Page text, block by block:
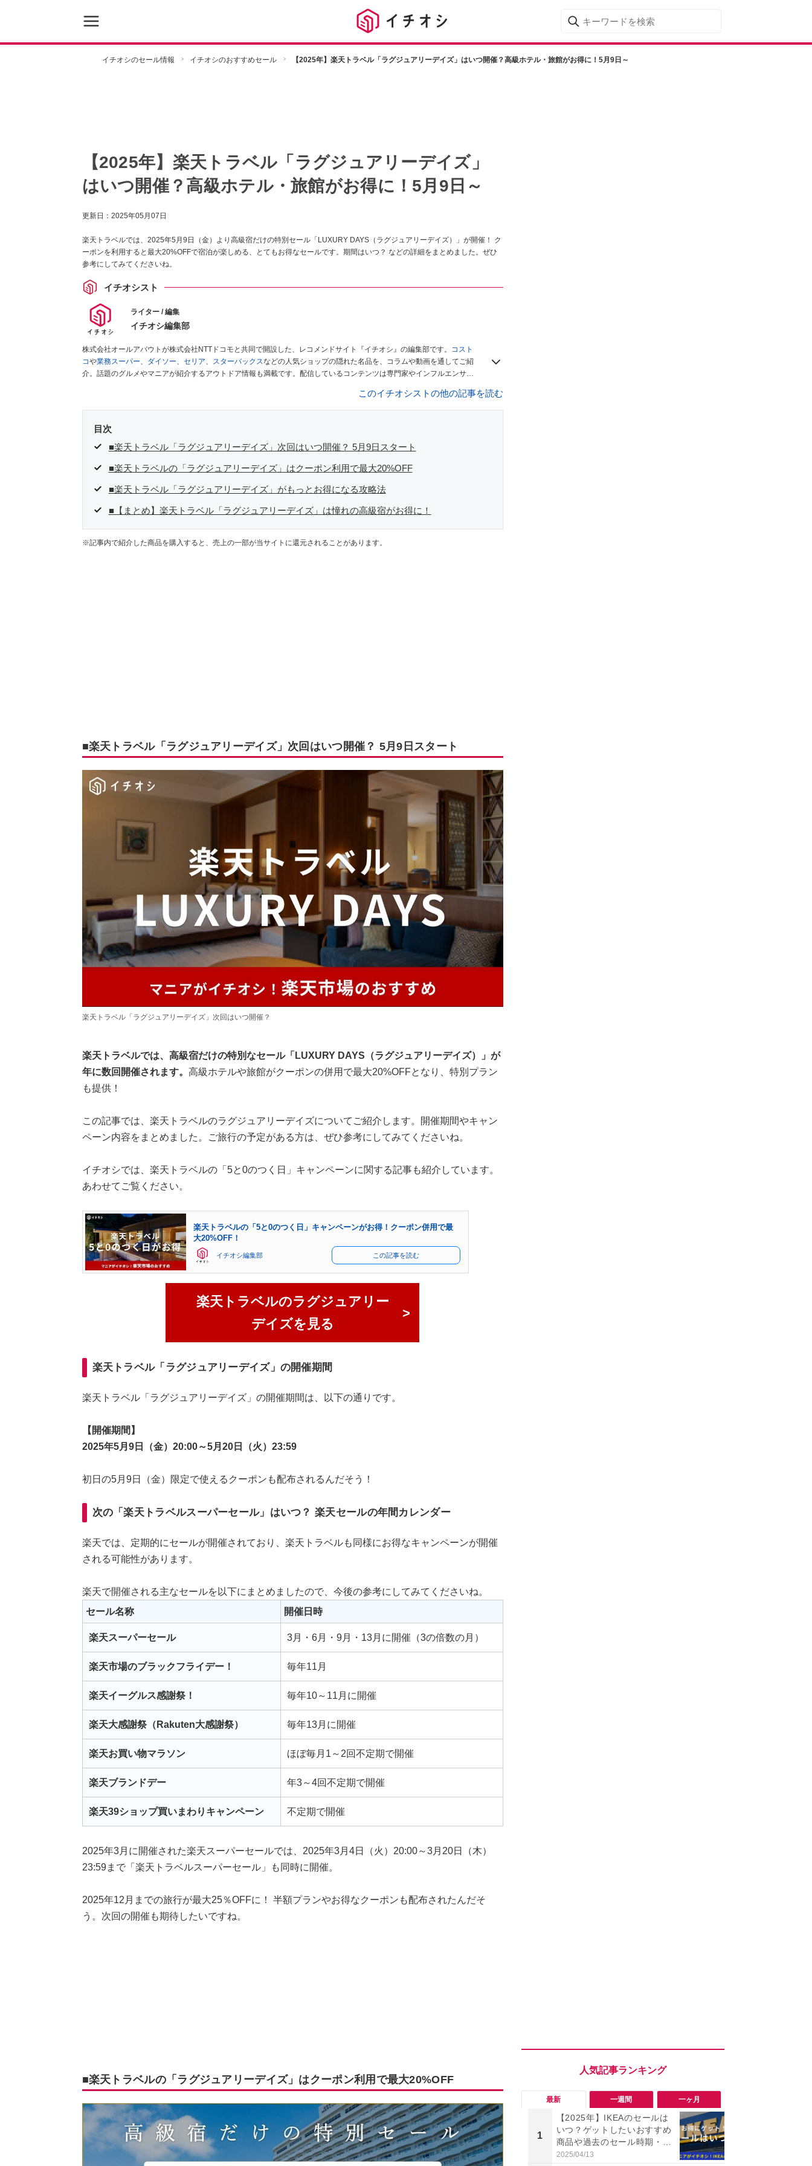
イチオシのセール情報 イチオシのおすすめセール 【2025年】楽天トラベル「ラグジュアリーデイズ」はいつ開催？高級ホテル・旅館がお得に！5月9日～
【2025年】楽天トラベル「ラグジュアリーデイズ」
はいつ開催？高級ホテル・旅館がお得に！5月9日～
更新日： 2025年05月07日
楽天トラベルでは、2025年5月9日（金）より高級宿だけの特別セール「LUXURY DAYS（ラグジュアリーデイズ）」が開催！ ク
ーポンを利用すると最大20%OFFで宿泊が楽しめる、とてもお得なセールです。期間はいつ？ などの詳細をまとめました。ぜひ
参考にしてみてくださいね。
イチオシスト
ライター / 編集
イチオシ編集部
株式会社オールアバウトが株式会社NTTドコモと共同で開設した、レコメンドサイト『イチオシ』の編集部です。
コスト
コや業務スーパー、 ダイソー、 セリア、 スターバックスなどの人気ショップの隠れた名品を、コラムや動画を通してご紹
介。話題のグルメやマニアが紹介するアウトドア情報も満載です。配信しているコンテンツは専門家やインフルエンサー
このイチオシストの他の記事を読む
目次
■楽天トラベル「ラグジュアリーデイズ」次回はいつ開催？ 5月9日スタート
■楽天トラベルの「ラグジュアリーデイズ」はクーポン利用で最大20%OFF
■楽天トラベル「ラグジュアリーデイズ」がもっとお得になる攻略法
■【まとめ】楽天トラベル「ラグジュアリーデイズ」は憧れの高級宿がお得に！
※記事内で紹介した商品を購入すると、売上の一部が当サイトに還元されることがあります。
■楽天トラベル「ラグジュアリーデイズ」次回はいつ開催？ 5月9日スタート
楽天トラベル「ラグジュアリーデイズ」次回はいつ開催？
楽天トラベルでは、高級宿だけの特別なセール「LUXURY DAYS（ラグジュアリーデイズ）」が
年に数回開催されます。 高級ホテルや旅館がクーポンの併用で最大20%OFFとなり、特別プラン
も提供！
この記事では、楽天トラベルのラグジュアリーデイズについてご紹介します。開催期間やキャン
ペーン内容をまとめました。ご旅行の予定がある方は、ぜひ参考にしてみてくださいね。
イチオシでは、楽天トラベルの「5と0のつく日」キャンペーンに関する記事も紹介しています。
あわせてご覧ください。
楽天トラベルの「5と0のつく日」キャンペーンがお得！クーポン併用で最
大20%OFF！
イチオシ編集部 この記事を読む
楽天トラベルのラグジュアリー
デイズを見る
楽天トラベル「ラグジュアリーデイズ」の開催期間
楽天トラベル「ラグジュアリーデイズ」の開催期間は、以下の通りです。
【開催期間】
2025年5月9日（金）20:00～5月20日（火）23:59
初日の5月9日（金）限定で使えるクーポンも配布されるんだそう！
次の「楽天トラベルスーパーセール」はいつ？ 楽天セールの年間カレンダー
楽天では、定期的にセールが開催されており、楽天トラベルも同様にお得なキャンペーンが開催
される可能性があります。
楽天で開催される主なセールを以下にまとめましたので、今後の参考にしてみてくださいね。
セール名称
開催日時
楽天スーパーセール 3月・6月・9月・13月に開催（3の倍数の月）
楽天市場のブラックフライデー！ 毎年11月
楽天イーグルス感謝祭！ 毎年10～11月に開催
楽天大感謝祭（Rakuten大感謝祭） 毎年13月に開催
楽天お買い物マラソン ほぼ毎月1～2回不定期で開催
楽天ブランドデー 年3～4回不定期で開催
楽天39ショップ買いまわりキャンペーン 不定期で開催
2025年3月に開催された楽天スーパーセールでは、2025年3月4日（火）20:00～3月20日（木）
23:59まで「楽天トラベルスーパーセール」も同時に開催。
2025年12月までの旅行が最大25％OFFに！ 半額プランやお得なクーポンも配布されたんだそ
う。次回の開催も期待したいですね。
■楽天トラベルの「ラグジュアリーデイズ」はクーポン利用で最大20%OFF
最新 一週間 一ヶ月
1
【2025年】IKEAのセールは
いつ？ゲットしたいおすすめ
商品や過去のセール時期・Am
azon楽天セールも紹介！
2025/04/13